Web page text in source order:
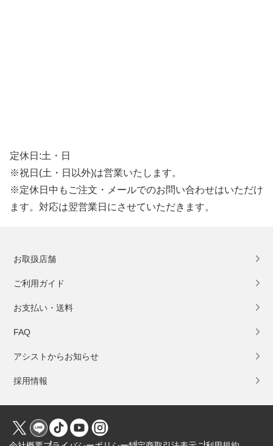
定休日:土・日
※祝日(土・日以外)は営業いたします。
※定休日中もご注文・メールでのお問い合わせはいただけ
ます。対応は翌営業日にさせていただきます。
お取扱店舗
ご利用ガイド
お支払い・送料
FAQ
アシストからお知らせ
採用情報